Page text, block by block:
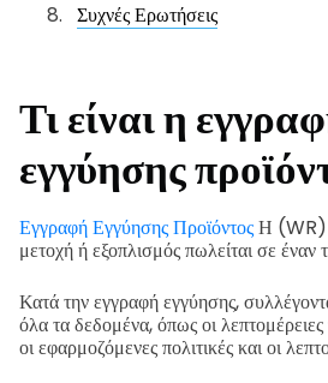
Συχνές Ερωτήσεις
Τι είναι η
εγγύησης
Εγγραφή Εγγύησης ΠροϊόντοςΗ (WR)
μετοχή ή εξοπλισμός πωλείται σε έναν
Κατά την εγγραφή εγγύησης,
όλα τα δεδομένα, όπως οι
οι εφαρμοζόμενες πολιτικές και οι